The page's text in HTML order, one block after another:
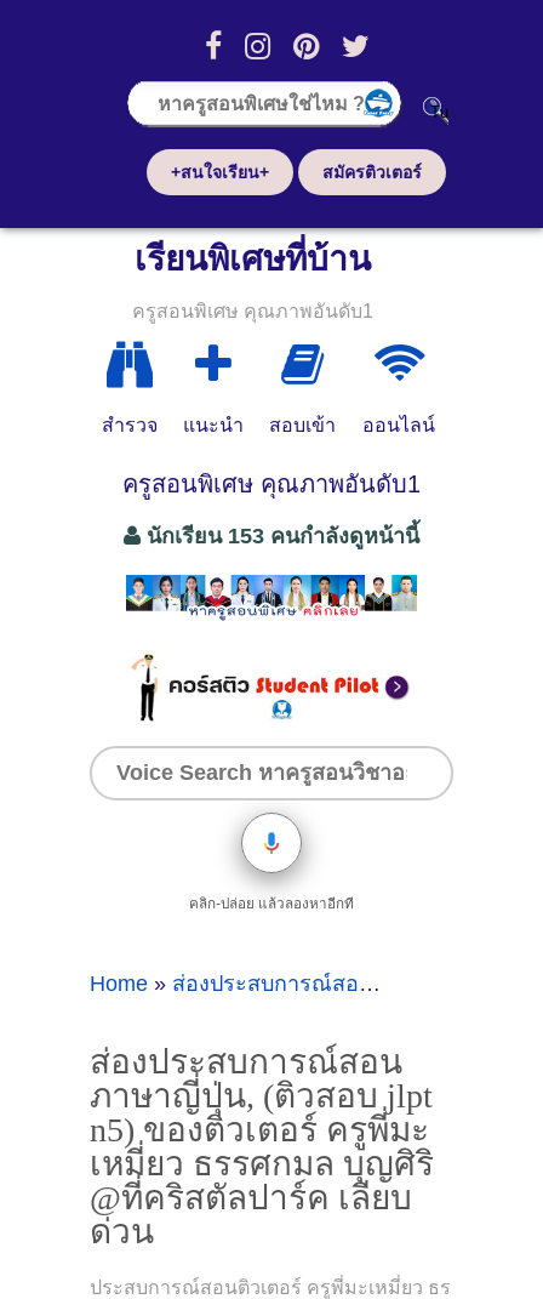
+สนใจเรียน+ สมัครติวเตอร์
เรียนพิเศษที่บ้าน
ครูสอนพิเศษ คุณภาพอันดับ1
สำรวจ แนะนำ สอบเข้า ออนไลน์
ครูสอนพิเศษ คุณภาพอันดับ1
นักเรียน 153 คนกำลังดูหน้านี้
คลิก-ปล่อย แล้วลองหาอีกที
Home » ส่องประสบการณ์สอนภาษาญี่ปุ่นติวสอบ jlpt
ส่องประสบการณ์สอน
ภาษาญี่ปุ่น, (ติวสอบ jlpt
n5) ของติวเตอร์ ครูพี่มะ
เหมี่ยว ธรรศกมล บุญศิริ
@ที่คริสตัลปาร์ค เลียบ
ด่วน
ประสบการณ์สอนติวเตอร์ ครูพี่มะเหมี่ยว ธร